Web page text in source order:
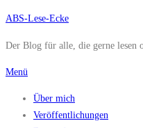
Zum
springen
ABS-Lese-Ecke
Der Blog für alle, die gerne lesen
Menü
Über mich
Veröffentlichungen